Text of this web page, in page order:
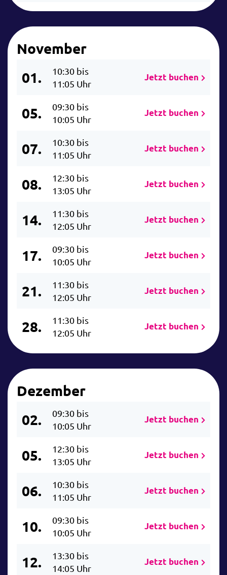
November
01.
10:30 bis
11:05 Uhr
Jetzt buchen
05.
09:30 bis
10:05 Uhr
Jetzt buchen
07.
10:30 bis
11:05 Uhr
Jetzt buchen
08.
12:30 bis
13:05 Uhr
Jetzt buchen
14.
11:30 bis
12:05 Uhr
Jetzt buchen
17.
09:30 bis
10:05 Uhr
Jetzt buchen
21.
11:30 bis
12:05 Uhr
Jetzt buchen
28.
11:30 bis
12:05 Uhr
Jetzt buchen
Dezember
02.
09:30 bis
10:05 Uhr
Jetzt buchen
05.
12:30 bis
13:05 Uhr
Jetzt buchen
06.
10:30 bis
11:05 Uhr
Jetzt buchen
10.
09:30 bis
10:05 Uhr
Jetzt buchen
12.
13:30 bis
14:05 Uhr
Jetzt buchen